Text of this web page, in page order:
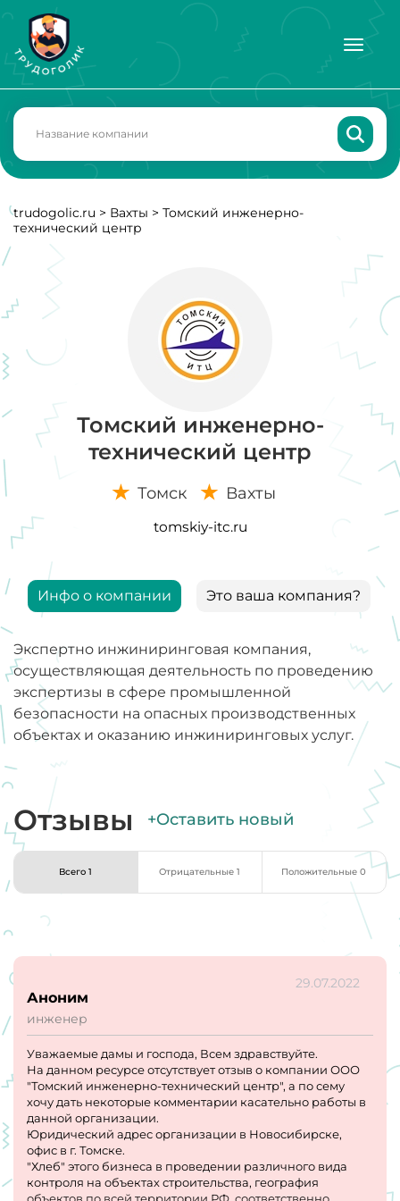
trudogolic.ru > Вахты > Томский инженерно-
технический центр
Томский инженерно-
технический центр
Томск Вахты
tomskiy-itc.ru
Инфо о компании Это ваша компания?
Экспертно инжиниринговая компания,
осуществляющая деятельность по проведению
экспертизы в сфере промышленной
безопасности на опасных производственных
объектах и оказанию инжиниринговых услуг.
Отзывы +Оставить новый
Всего 1 Отрицательные 1 Положительные 0
29.07.2022
Аноним
инженер
Уважаемые дамы и господа, Всем здравствуйте.
На данном ресурсе отсутствует отзыв о компании ООО
"Томский инженерно-технический центр", а по сему
хочу дать некоторые комментарии касательно работы в
данной организации.
Юридический адрес организации в Новосибирске,
офис в г. Томске.
"Хлеб" этого бизнеса в проведении различного вида
контроля на объектах строительства, география